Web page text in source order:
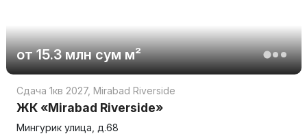
от15.3 млн сумм²
Сдача 1кв 2027, Mirabad Riverside
ЖК «Mirabad Riverside»
Мингурик улица, д.68